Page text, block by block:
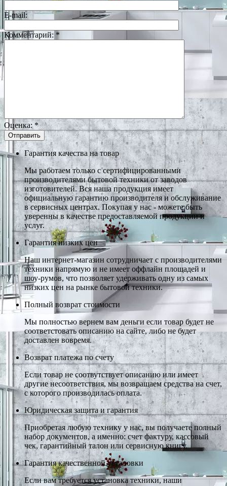
E-mail:
Комментарий: *
Оценка:*
Гарантия качества на товар
Мы работаем только с сертифицированными
производителями бытовой техники от заводов
изготовителей. Вся наша продукция имеет
официальную гарантию производителя и обслуживание
в сервисных центрах. Покупая у нас - можете быть
уверенны в качестве предоставляемой продукции и
услуг.
Гарантия низких цен
Наш интернет-магазин сотрудничает с производителями
техники напрямую и не имеет оффлайн площадей и
шоу-румов, что позволяет удерживать одну из самых
низких цен на рынке бытовой техники.
Полный возврат стоимости
Мы полностью вернем вам деньги если товар будет не
соответстовать описанию на сайте, либо не будет
доставлен вовремя.
Возврат платежа по счету
Если товар не соотвутствует описанию или имеет
другие несоответствия, мы возвращаем средства на счет,
с которого производилась оплата.
Юридическая защита и гарантия
Приобретая любую технику у нас, вы получаете полный
набор документов, а именно: счет фактуру, кассовый
чек, гарантийный талон или сервисную книгу.
Гарантия качественной установки
Если вам требуется установка техники, наши